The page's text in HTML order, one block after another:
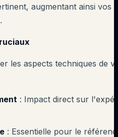
augmentant ainsi vos
les aspects techniques de
: Impact direct sur
: Essentielle pour le